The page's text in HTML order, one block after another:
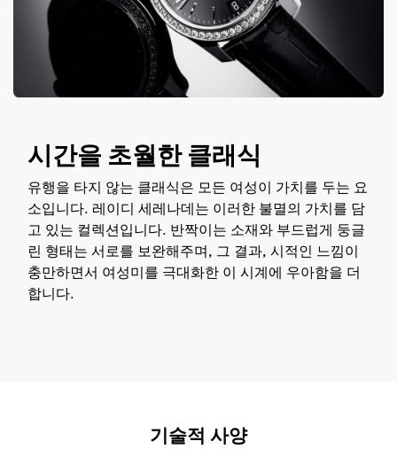
시간을 초월한 클래식
유행을 타지 않는 클래식은 모든 여성이 가치를 두는 요
소입니다. 레이디 세레나데는 이러한 불멸의 가치를 담
고 있는 컬렉션입니다. 반짝이는 소재와 부드럽게 둥글
린 형태는 서로를 보완해주며, 그 결과, 시적인 느낌이
충만하면서 여성미를 극대화한 이 시계에 우아함을 더
합니다.
기술적 사양